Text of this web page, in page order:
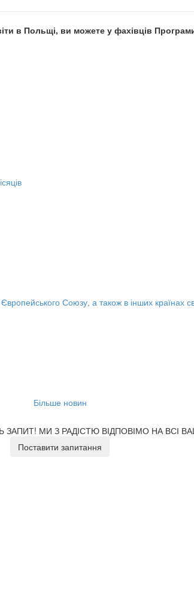
в Польщі, ви можете у фахівців
Союзу, а також в інших країнах
Більше новин
ЗАПИТ! МИ З РАДІСТЮ ВІДПОВІМО НА ВСІ
Поставити запитання